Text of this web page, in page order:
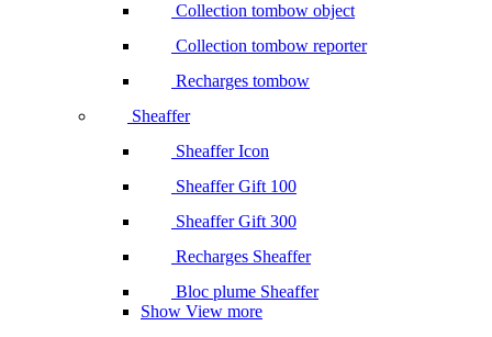
Collection tombow object
Collection tombow reporter
Recharges tombow
Sheaffer
Sheaffer Icon
Sheaffer Gift 100
Sheaffer Gift 300
Recharges Sheaffer
Bloc plume Sheaffer
Show View more